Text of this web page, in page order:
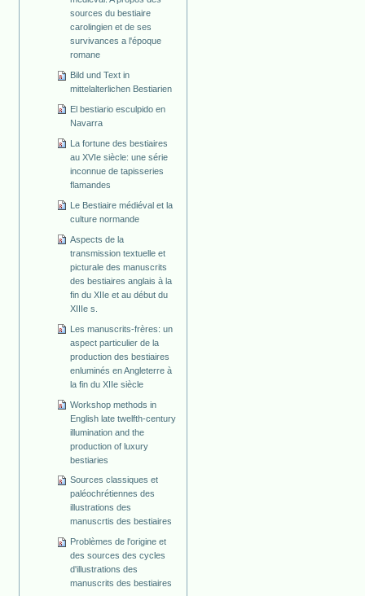
sources du bestiaire
carolingien et de ses
survivances a l'époque
romane
Bild und Text in
mittelalterlichen Bestiarien
El bestiario esculpido en
Navarra
La fortune des bestiaires
au XVIe siècle: une série
inconnue de tapisseries
flamandes
Le Bestiaire médiéval et la
culture normande
Aspects de la
transmission textuelle et
picturale des manuscrits
des bestiaires anglais à la
fin du XIIe et au début du
XIIIe s.
Les manuscrits-frères: un
aspect particulier de la
production des bestiaires
enluminés en Angleterre à
la fin du XIIe siècle
Workshop methods in
English late twelfth-century
illumination and the
production of luxury
bestiaries
Sources classiques et
paléochrétiennes des
illustrations des
manuscrtis des bestiaires
Problèmes de l'origine et
des sources des cycles
d'illustrations des
manuscrits des bestiaires